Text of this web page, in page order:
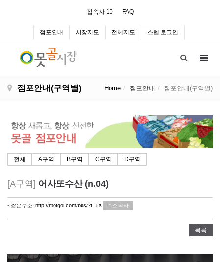
접속자 10 FAQ
점포안내 시장지도 전체지도 스텝 로그인
점포안내(구역별) Home 점포안내 점포안내(구역별)
전체 A구역 B구역 C구역 D구역
[A구역] 어사또수산 (n.04)
- 짧은주소: http://motgol.com/bbs/?t=1X 주소복사
목록